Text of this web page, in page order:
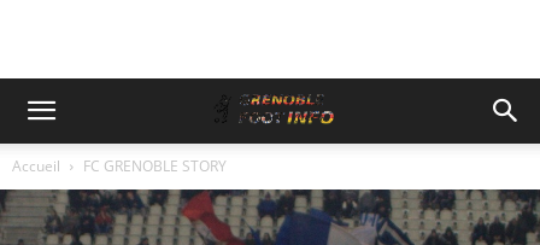
Accueil FC GRENOBLE STORY